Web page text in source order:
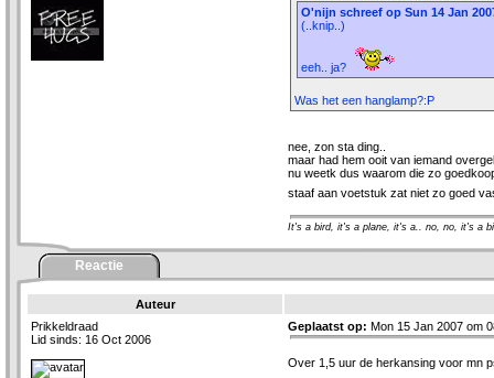
O'nijn schreef op Sun 14 Jan
(..knip..)
eeh.. ja?
Was het een hanglamp?:P
nee, zon sta ding..
maar had hem ooit van iemand
nu weetk dus waarom die zo
staaf aan voetstuk zat niet zo goed
It's a bird, it's a plane, it's a.. no, no, it's a
Reactie
Auteur
Prikkeldraad
Lid sinds: 16 Oct 2006
Geplaatst op: Mon 15 Jan 2007 om
Over 1,5 uur de herkansing voor mn